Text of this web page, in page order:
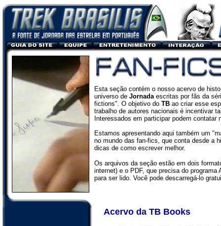
Esta seção contém o nosso acervo de
universo de Jornadaescritas por fãs da
fictions". O objetivo do TBao criar esse
trabalho de autores nacionais é incentivar
Interessados em participar podem contatar
Estamos apresentando aqui também um
no mundo das fan-fics, que conta desde a
dicas de como escrever melhor.
Os arquivos da seção estão em dois
internet) e o PDF, que precisa do programa
para ser lido. Você pode descarregá-lo
Acervo da TB Books